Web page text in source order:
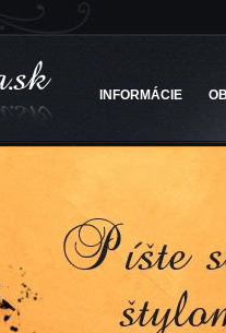
INFORMÁCIE